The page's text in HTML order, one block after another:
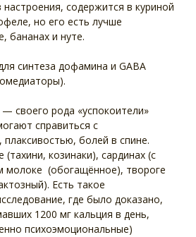
содержится в куриной
но его есть лучше
бананах и нуте.
синтеза дофамина и GABA
своего рода «успокоители»
справиться с
болей в спине.
козинаки), сардинах (с
молоке (обогащённое), твороге
Есть такое
где было доказано,
1200 мг кальция в день,
психоэмоциональные)